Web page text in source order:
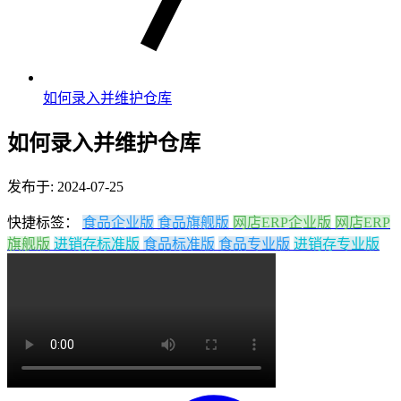
如何录入并维护仓库
如何录入并维护仓库
发布于: 2024-07-25
快捷标签： 食品企业版 食品旗舰版 网店ERP企业版 网店ERP
旗舰版 进销存标准版 食品标准版 食品专业版 进销存专业版